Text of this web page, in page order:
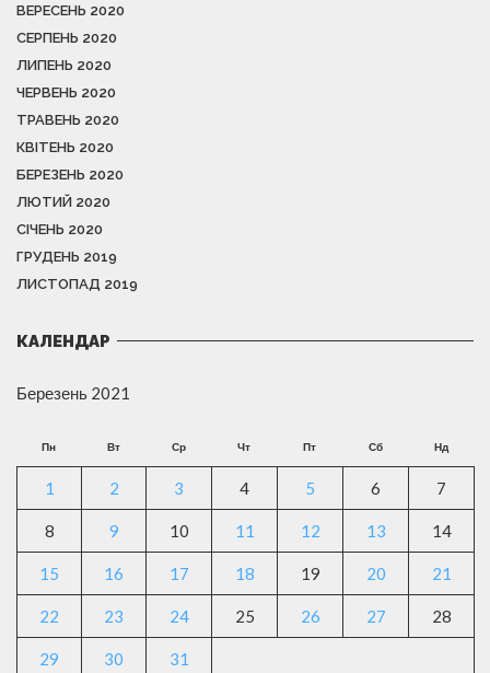
ВЕРЕСЕНЬ 2020
СЕРПЕНЬ 2020
ЛИПЕНЬ 2020
ЧЕРВЕНЬ 2020
ТРАВЕНЬ 2020
КВІТЕНЬ 2020
БЕРЕЗЕНЬ 2020
ЛЮТИЙ 2020
СІЧЕНЬ 2020
ГРУДЕНЬ 2019
ЛИСТОПАД 2019
КАЛЕНДАР
Березень 2021
Пн Вт Ср Чт Пт Сб Нд
1 2 3 4 5 6 7
8 9 10 11 12 13 14
15 16 17 18 19 20 21
22 23 24 25 26 27 28
29 30 31